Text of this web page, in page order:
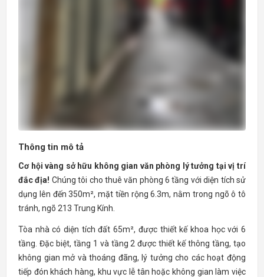
Thông tin mô tả
Cơ hội vàng sở hữu không gian văn phòng lý tưởng tại vị trí
đắc địa! Chúng tôi cho thuê văn phòng 6 tầng với diện tích sử
dụng lên đến 350m², mặt tiền rộng 6.3m, nằm trong ngõ ô tô
tránh, ngõ 213 Trung Kính.
Tòa nhà có diện tích đất 65m², được thiết kế khoa học với 6
tầng. Đặc biệt, tầng 1 và tầng 2 được thiết kế thông tầng, tạo
không gian mở và thoáng đãng, lý tưởng cho các hoạt động
tiếp đón khách hàng, khu vực lễ tân hoặc không gian làm việc